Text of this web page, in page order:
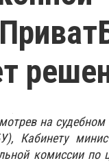
на судебном
Кабинету
комиссии